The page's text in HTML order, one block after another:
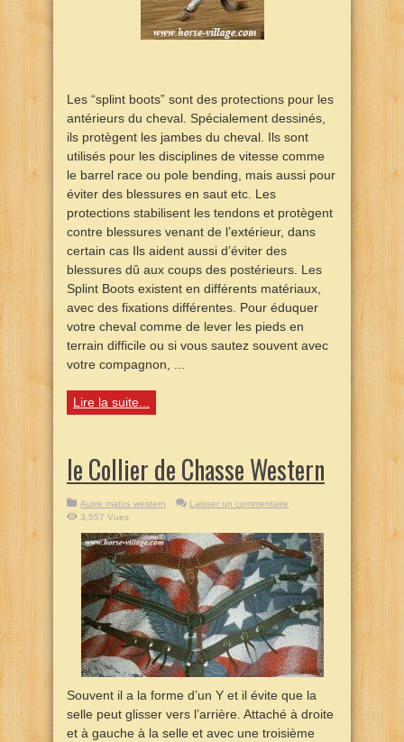
Les “splint boots” sont des protections pour les
antérieurs du cheval. Spécialement dessinés,
ils protègent les jambes du cheval. Ils sont
utilisés pour les disciplines de vitesse comme
le barrel race ou pole bending, mais aussi pour
éviter des blessures en saut etc. Les
protections stabilisent les tendons et protègent
contre blessures venant de l’extérieur, dans
certain cas Ils aident aussi d’éviter des
blessures dû aux coups des postérieurs. Les
Splint Boots existent en différents matériaux,
avec des fixations différentes. Pour éduquer
votre cheval comme de lever les pieds en
terrain difficile ou si vous sautez souvent avec
votre compagnon, ...
Lire la suite...
le Collier de Chasse Western
Autre matos western
Laisser un commentaire
3,557 Vues
Souvent il a la forme d’un Y et il évite que la
selle peut glisser vers l’arrière. Attaché à droite
et à gauche à la selle et avec une troisième